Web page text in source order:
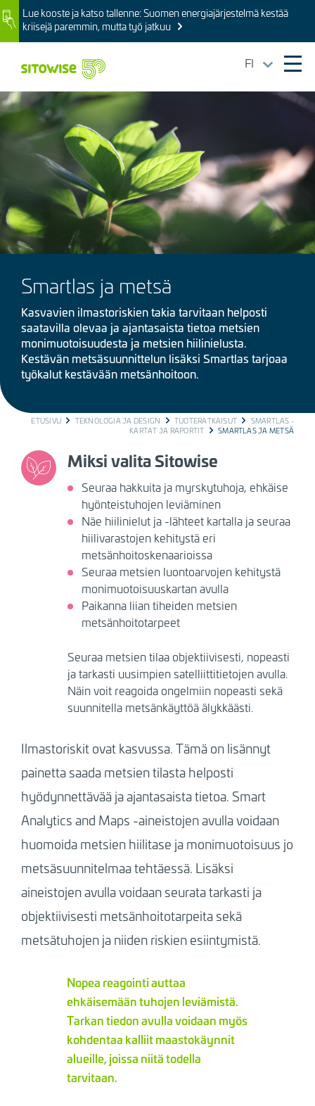
Skip
to
main
ImageLue kooste ja katso tallenne: Suomen energiajärjestelmä kestää
kriisejä paremmin, mutta työ jatkuu
FI
Kuva
Smartlas ja metsä
Kasvavien ilmastoriskien takia tarvitaan helposti
saatavilla olevaa ja ajantasaista tietoa metsien
monimuotoisuudesta ja metsien hiilinielusta.
Kestävän metsäsuunnittelun lisäksi Smartlas tarjoaa
työkalut kestävään metsänhoitoon.
BREADCRUMB
ETUSIVU TEKNOLOGIA JA DESIGN TUOTERATKAISUT
SMARTLAS -
KARTAT JA RAPORTIT
SMARTLAS JA METSÄ
Miksi valita Sitowise
Seuraa hakkuita ja myrskytuhoja, ehkäise
hyönteistuhojen leviäminen
Näe hiilinielut ja -lähteet kartalla ja seuraa
hiilivarastojen kehitystä eri
metsänhoitoskenaarioissa
Seuraa metsien luontoarvojen kehitystä
monimuotoisuuskartan avulla
Paikanna liian tiheiden metsien
metsänhoitotarpeet
Seuraa metsien tilaa objektiivisesti, nopeasti
ja tarkasti uusimpien satelliittitietojen avulla.
Näin voit reagoida ongelmiin nopeasti sekä
suunnitella metsänkäyttöä älykkäästi.
Ilmastoriskit ovat kasvussa. Tämä on lisännyt
painetta saada metsien tilasta helposti
hyödynnettävää ja ajantasaista tietoa. Smart
Analytics and Maps -aineistojen avulla voidaan
huomoida metsien hiilitase ja monimuotoisuus jo
metsäsuunnitelmaa tehtäessä. Lisäksi
aineistojen avulla voidaan seurata tarkasti ja
objektiivisesti metsänhoitotarpeita sekä
metsätuhojen ja niiden riskien esiintymistä.
Nopea reagointi auttaa
ehkäisemään tuhojen leviämistä.
Tarkan tiedon avulla voidaan myös
kohdentaa kalliit maastokäynnit
alueille, joissa niitä todella
tarvitaan.